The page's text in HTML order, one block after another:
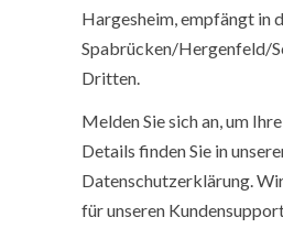
Hargesheim, empfängt in
Spabrücken/Hergenfeld/
Dritten.
Melden Sie sich an, um
Details finden Sie in
Datenschutzerklärung.
für unseren